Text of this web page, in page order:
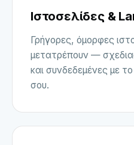
Ιστοσελίδες &
Γρήγορες, όμορφες
μετατρέπουν —
και συνδεδεμένες με
σου.